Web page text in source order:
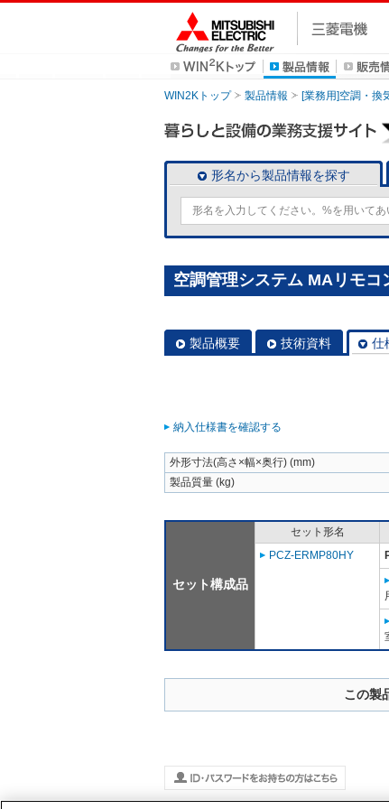
WIN2Kトップ 製品情報 [業務用]空調・換
形名から製品情報を探す
空調管理システム MAリモコ
製品概要 技術資料 仕
納入仕様書を確認する
外形寸法(高さ×幅×奥行) (mm)
製品質量 (kg)
セット構成品
セット形名
PCZ-ERMP80HY
この製